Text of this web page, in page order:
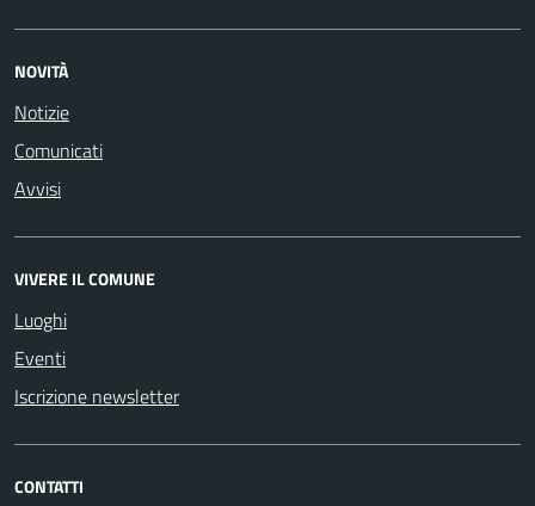
NOVITÀ
Notizie
Comunicati
Avvisi
VIVERE IL COMUNE
Luoghi
Eventi
Iscrizione newsletter
CONTATTI